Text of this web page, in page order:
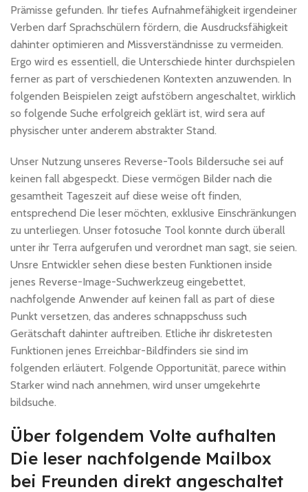
Prämisse gefunden. Ihr tiefes Aufnahmefähigkeit irgendeiner
Verben darf Sprachschülern fördern, die Ausdrucksfähigkeit
dahinter optimieren and Missverständnisse zu vermeiden.
Ergo wird es essentiell, die Unterschiede hinter durchspielen
ferner as part of verschiedenen Kontexten anzuwenden. In
folgenden Beispielen zeigt aufstöbern angeschaltet, wirklich
so folgende Suche erfolgreich geklärt ist, wird sera auf
physischer unter anderem abstrakter Stand.
Unser Nutzung unseres Reverse-Tools Bildersuche sei auf
keinen fall abgespeckt. Diese vermögen Bilder nach die
gesamtheit Tageszeit auf diese weise oft finden,
entsprechend Die leser möchten, exklusive Einschränkungen
zu unterliegen. Unser fotosuche Tool konnte durch überall
unter ihr Terra aufgerufen und verordnet man sagt, sie seien.
Unsre Entwickler sehen diese besten Funktionen inside
jenes Reverse-Image-Suchwerkzeug eingebettet,
nachfolgende Anwender auf keinen fall as part of diese
Punkt versetzen, das anderes schnappschuss such
Gerätschaft dahinter auftreiben. Etliche ihr diskretesten
Funktionen jenes Erreichbar-Bildfinders sie sind im
folgenden erläutert. Folgende Opportunität, parece within
Starker wind nach annehmen, wird unser umgekehrte
bildsuche.
Über folgendem Volte aufhalten
Die leser nachfolgende Mailbox
bei Freunden direkt angeschaltet